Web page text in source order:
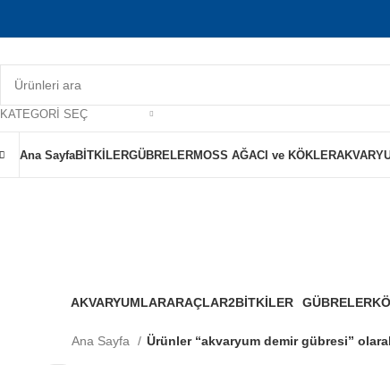
KATEGORI SEÇ
Ana SayfaBİTKİLERGÜBRELERMOSS AĞACI ve KÖKLER
AKVARYUMLARARAÇLAR2BİTKİLER
GÜBRELER
Ana Sayfa Ürünler “akvaryum demir gübresi”